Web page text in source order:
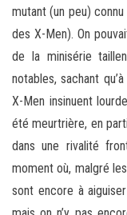
mutant (un peu)
des X-Men). On
de la minisérie
notables, sachant
X-Men insinuent
été meurtrière, en
dans une rivalité
moment où, malgré
sont encore à